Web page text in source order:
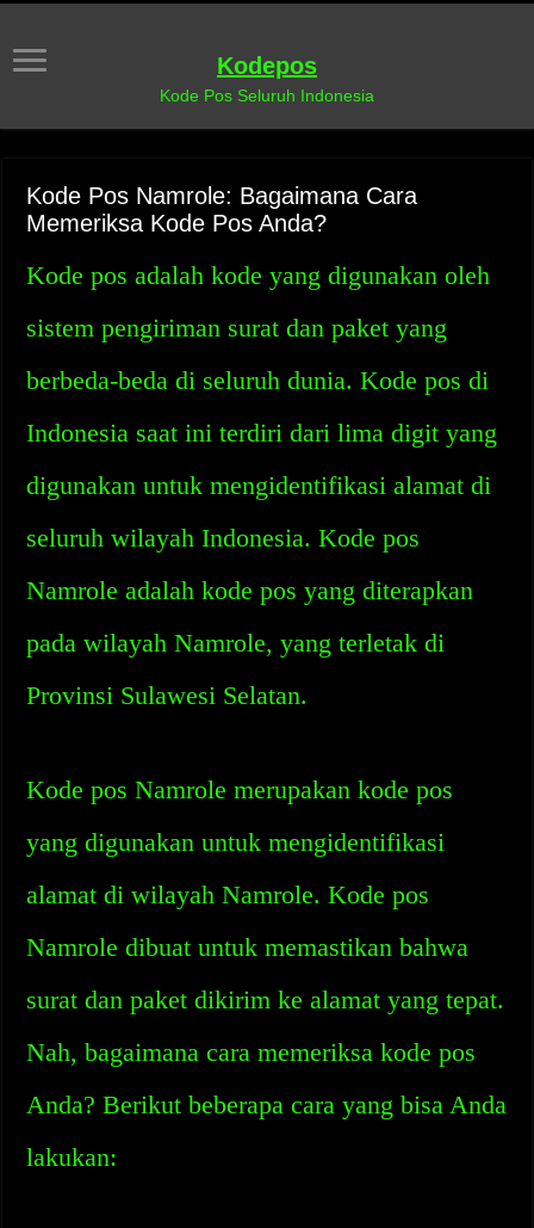
Kodepos
Kode Pos Seluruh Indonesia
Kode Pos Namrole: Bagaimana Cara
Memeriksa Kode Pos Anda?
Kode pos adalah kode yang digunakan oleh
sistem pengiriman surat dan paket yang
berbeda-beda di seluruh dunia. Kode pos di
Indonesia saat ini terdiri dari lima digit yang
digunakan untuk mengidentifikasi alamat di
seluruh wilayah Indonesia. Kode pos
Namrole adalah kode pos yang diterapkan
pada wilayah Namrole, yang terletak di
Provinsi Sulawesi Selatan.
Kode pos Namrole merupakan kode pos
yang digunakan untuk mengidentifikasi
alamat di wilayah Namrole. Kode pos
Namrole dibuat untuk memastikan bahwa
surat dan paket dikirim ke alamat yang tepat.
Nah, bagaimana cara memeriksa kode pos
Anda? Berikut beberapa cara yang bisa Anda
lakukan: